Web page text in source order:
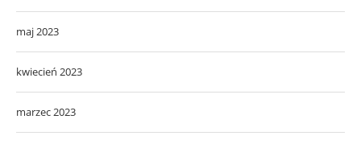
maj 2023
kwiecień 2023
marzec 2023